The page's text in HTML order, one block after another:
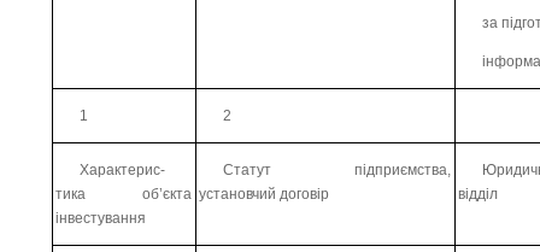
за
1 2
Характерис-
тика об’єкта
інвестування
Статут підприємства,
установчий договір
відділ